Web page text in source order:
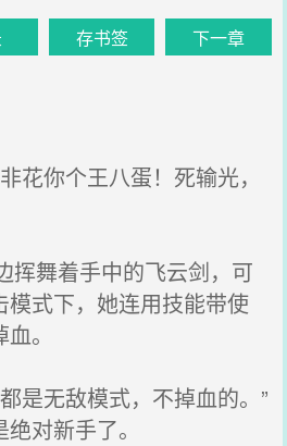
存书签 下一章
花你个王八蛋！死输光，
舞着手中的飞云剑，可
模式下，她连用技能带使
。
是无敌模式，不掉血的。”
对新手了。